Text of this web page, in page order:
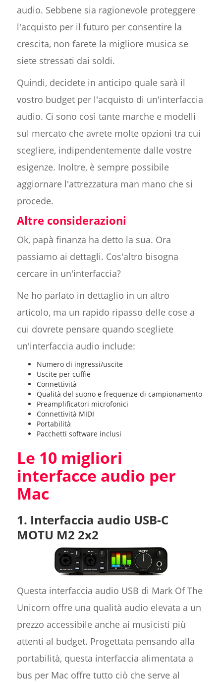
audio. Sebbene sia ragionevole proteggere
l'acquisto per il futuro per consentire la
crescita, non farete la migliore musica se
siete stressati dai soldi.
Quindi, decidete in anticipo quale sarà il
vostro budget per l'acquisto di un'interfaccia
audio. Ci sono così tante marche e modelli
sul mercato che avrete molte opzioni tra cui
scegliere, indipendentemente dalle vostre
esigenze. Inoltre, è sempre possibile
aggiornare l'attrezzatura man mano che si
procede.
Altre considerazioni
Ok, papà finanza ha detto la sua. Ora
passiamo ai dettagli. Cos'altro bisogna
cercare in un'interfaccia?
Ne ho parlato in dettaglio in un altro
articolo, ma un rapido ripasso delle cose a
cui dovrete pensare quando scegliete
un'interfaccia audio include:
Numero di ingressi/uscite
Uscite per cuffie
Connettività
Qualità del suono e frequenze di campionamento
Preamplificatori microfonici
Connettività MIDI
Portabilità
Pacchetti software inclusi
Le 10 migliori
interfacce audio per
Mac
1. Interfaccia audio USB-C
MOTU M2 2x2
Questa interfaccia audio USB di Mark Of The
Unicorn offre una qualità audio elevata a un
prezzo accessibile anche ai musicisti più
attenti al budget. Progettata pensando alla
portabilità, questa interfaccia alimentata a
bus per Mac offre tutto ciò che serve al